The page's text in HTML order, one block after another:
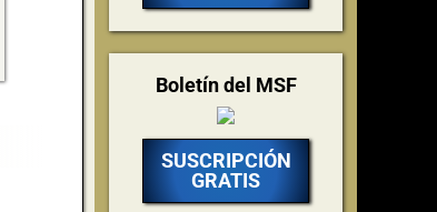
Boletín del MSF
SUSCRIPCIÓN
GRATIS